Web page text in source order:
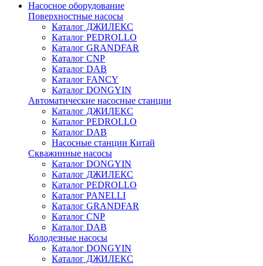
Насосное оборудование
Поверхностные насосы
Каталог ДЖИЛЕКС
Каталог PEDROLLO
Каталог GRANDFAR
Каталог CNP
Каталог DAB
Каталог FANCY
Каталог DONGYIN
Автоматические насосные станции
Каталог ДЖИЛЕКС
Каталог PEDROLLO
Каталог DAB
Насосные станции Китай
Скважинные насосы
Каталог DONGYIN
Каталог ДЖИЛЕКС
Каталог PEDROLLO
Каталог PANELLI
Каталог GRANDFAR
Каталог CNP
Каталог DAB
Колодезные насосы
Каталог DONGYIN
Каталог ДЖИЛЕКС